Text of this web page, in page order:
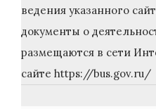
ведения указанного
документы о
размещаются в сети
сайте https://bus.gov.ru/